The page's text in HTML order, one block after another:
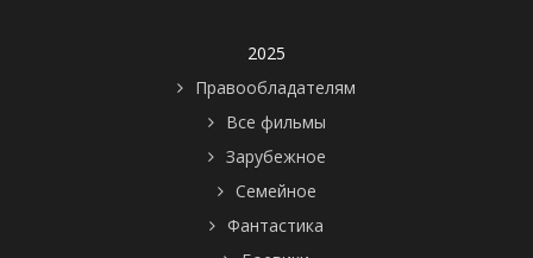
2025
Правообладателям
Все фильмы
Зарубежное
Семейное
Фантастика